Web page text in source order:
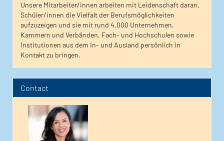
Unsere Mitarbeiter/innen arbeiten mit Leidenschaft daran,
Schüler/innen die Vielfalt der Berufsmöglichkeiten
aufzuzeigen und sie mit rund 4.000 Unternehmen,
Kammern und Verbänden, Fach- und Hochschulen sowie
Institutionen aus dem In- und Ausland persönlich in
Kontakt zu bringen.
Contact